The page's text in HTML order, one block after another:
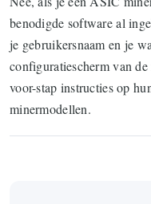
benodigde software al
je gebruikersnaam en je
configuratiescherm van
voor-stap instructies op
minermodellen.